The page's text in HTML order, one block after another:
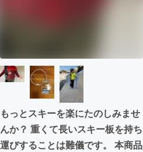
もっとスキーを楽にたのしみませ
んか？ 重くて長いスキー板を持ち
運びすることは難儀です。 本商品